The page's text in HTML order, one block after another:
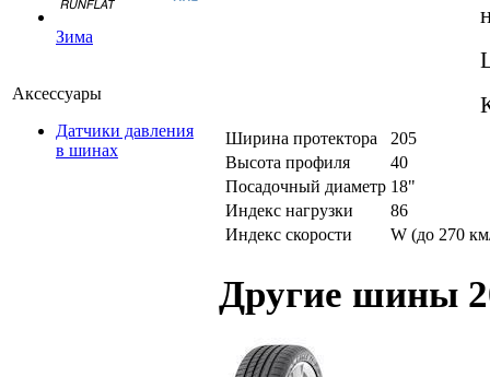
Зима
Аксессуары
Датчики давления
в шинах
Ширина протектора
205
Высота профиля
40
Посадочный диаметр 18"
Индекс нагрузки
86
Индекс скорости
W (до 270
Другие шины